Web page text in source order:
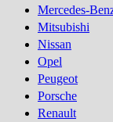
Mercedes-
Mitsubishi
Nissan
Opel
Peugeot
Porsсhe
Renault